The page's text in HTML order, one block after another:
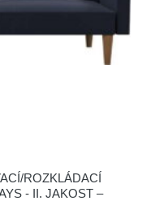
ROZKLÁDACÍ
- II. JAKOST –